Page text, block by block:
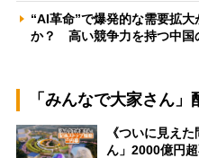
“AI革命”で爆発的な需要拡
か？ 高い競争力を持つ中国
「みんなで大家さん
《ついに見え
ん」2000億円